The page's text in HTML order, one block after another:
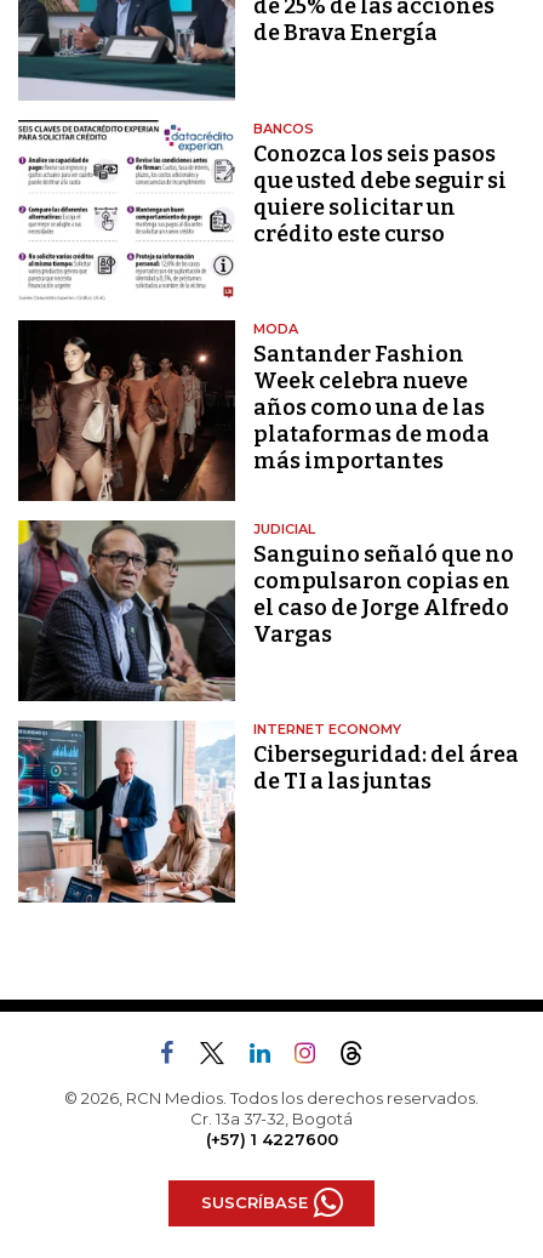
de 25% de las acciones
de Brava Energía
BANCOS
Conozca los seis pasos
que usted debe seguir si
quiere solicitar un
crédito este curso
MODA
Santander Fashion
Week celebra nueve
años como una de las
plataformas de moda
más importantes
JUDICIAL
Sanguino señaló que no
compulsaron copias en
el caso de Jorge Alfredo
Vargas
INTERNET ECONOMY
Ciberseguridad: del área
de TI a las juntas
© 2026, RCN Medios. Todos los derechos reservados.
Cr. 13a 37-32, Bogotá
(+57) 1 4227600
SUSCRÍBASE